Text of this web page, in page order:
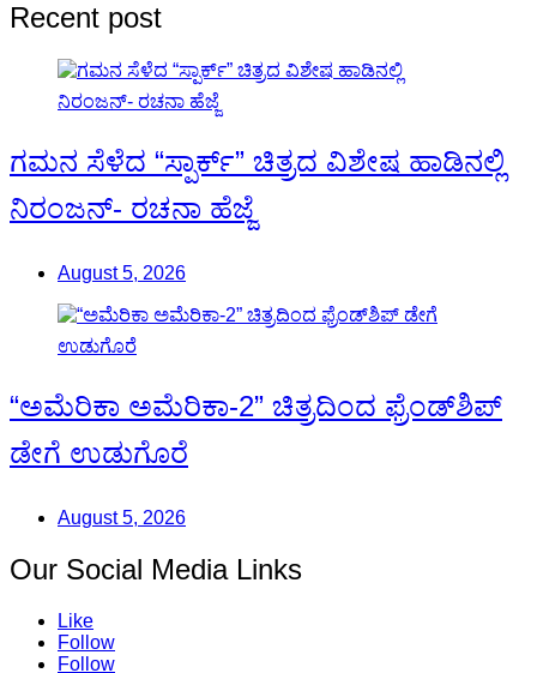
Recent post
ಗಮನ ಸೆಳೆದ “ಸ್ಪಾರ್ಕ್” ಚಿತ್ರದ ವಿಶೇಷ ಹಾಡಿನಲ್ಲಿ
ನಿರಂಜನ್- ರಚನಾ ಹೆಜ್ಜೆ
August 5, 2026
“ಅಮೆರಿಕಾ ಅಮೆರಿಕಾ-2” ಚಿತ್ರದಿಂದ ಫ್ರೆಂಡ್‍ಶಿಪ್
ಡೇಗೆ ಉಡುಗೊರೆ
August 5, 2026
Our Social Media Links
Like
Follow
Follow